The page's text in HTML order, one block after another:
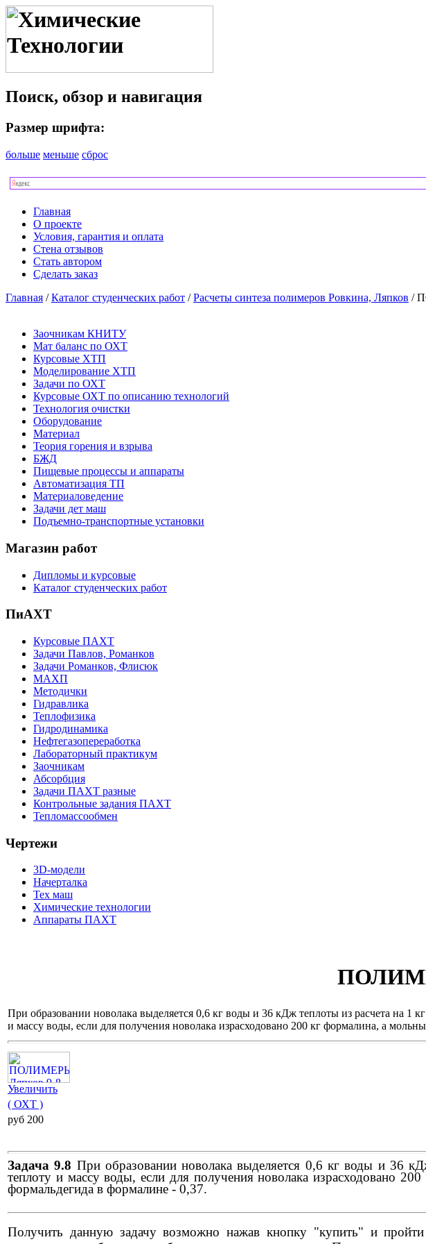
Поиск, обзор и навигация
Размер шрифта:
больше меньше сброс
Главная
О проекте
Условия, гарантия и оплата
Стена отзывов
Стать автором
Сделать заказ
Главная /Каталог студенческих работ /Расчеты синтеза полимеров Ровкина, Ляпков /
Заочникам КНИТУ
Мат баланс по ОХТ
Курсовые ХТП
Моделирование ХТП
Задачи по ОХТ
Курсовые ОХТ по описанию технологий
Технология очистки
Оборудование
Материал
Теория горения и взрыва
БЖД
Пищевые процессы и аппараты
Автоматизация ТП
Материаловедение
Задачи дет маш
Подъемно-транспортные установки
Магазин работ
Дипломы и курсовые
Каталог студенческих работ
ПиАХТ
Курсовые ПАХТ
Задачи Павлов, Романков
Задачи Романков, Флисюк
МАХП
Методички
Гидравлика
Теплофизика
Гидродинамика
Нефтегазопереработка
Лабораторный практикум
Заочникам
Абсорбция
Задачи ПАХТ разные
Контрольные задания ПАХТ
Тепломассообмен
Чертежи
3D-модели
Начерталка
Тех маш
Химические технологии
Аппараты ПАХТ
При образовании новолака выделяется 0,6 кг воды и 36 кДж теплоты из расчета на 1
и массу воды, если для получения новолака израсходовано 200 кг формалина, а
Увеличить
( ОХТ )
pуб 200
Задача 9.8 При образовании новолака выделяется 0,6 кг воды и 36
теплоту и массу воды, если для получения новолака израсходовано
формальдегида в формалине - 0,37.
Получить данную задачу возможно нажав кнопку "купить" и